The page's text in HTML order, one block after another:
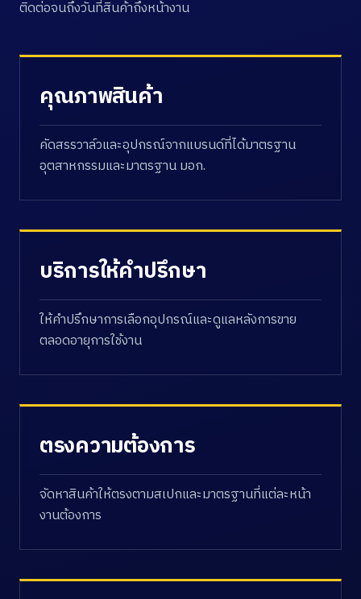
ติดต่อจนถึงวันที่สินค้าถึงหน้างาน
คุณภาพสินค้า
คัดสรรวาล์วและอุปกรณ์จากแบรนด์ที่ได้มาตรฐาน
อุตสาหกรรมและมาตรฐาน มอก.
บริการให้คำปรึกษา
ให้คำปรึกษาการเลือกอุปกรณ์และดูแลหลังการขาย
ตลอดอายุการใช้งาน
ตรงความต้องการ
จัดหาสินค้าให้ตรงตามสเปกและมาตรฐานที่แต่ละหน้า
งานต้องการ